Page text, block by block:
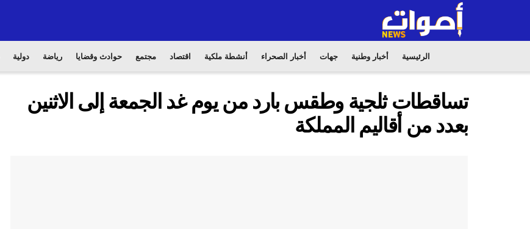
الرئيسية أخبار وطنية جهات أخبار الصحراء أنشطة ملكية اقتصاد مجتمع حوادث وقضايا رياضة دولية
تساقطات ثلجية وطقس بارد من يوم غد الجمعة إلى الاثنين
بعدد من أقاليم المملكة